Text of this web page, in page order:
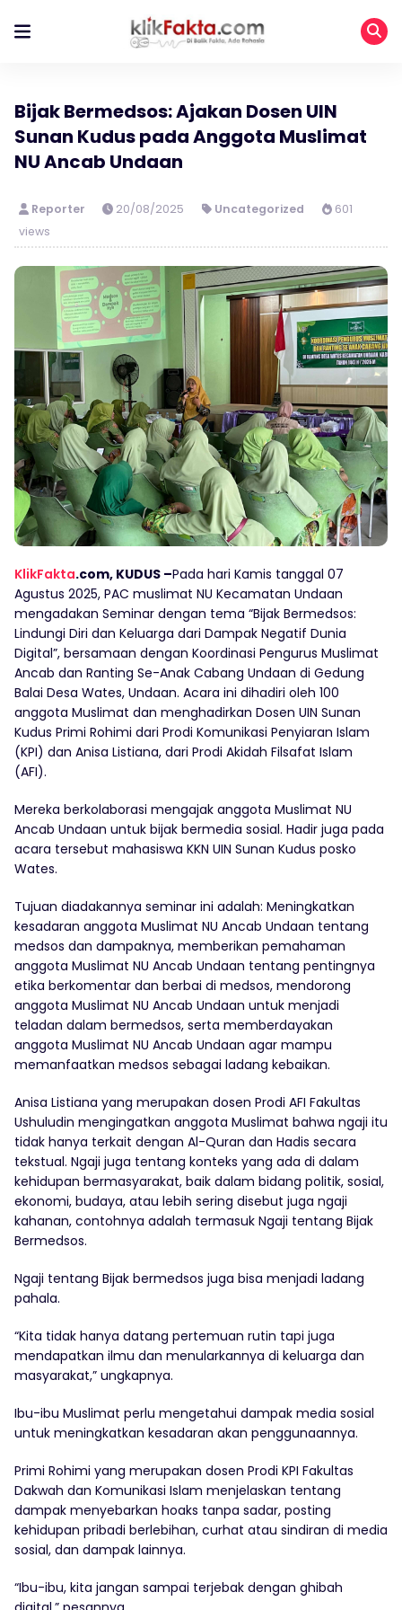
Bijak Bermedsos: Ajakan Dosen UIN
Sunan Kudus pada Anggota Muslimat
NU Ancab Undaan
Reporter 20/08/2025 Uncategorized
601
views
KlikFakta.com, KUDUS –Pada hari Kamis tanggal 07
Agustus 2025, PAC muslimat NU Kecamatan Undaan
mengadakan Seminar dengan tema “Bijak Bermedsos:
Lindungi Diri dan Keluarga dari Dampak Negatif Dunia
Digital”, bersamaan dengan Koordinasi Pengurus Muslimat
Ancab dan Ranting Se-Anak Cabang Undaan di Gedung
Balai Desa Wates, Undaan. Acara ini dihadiri oleh 100
anggota Muslimat dan menghadirkan Dosen UIN Sunan
Kudus Primi Rohimi dari Prodi Komunikasi Penyiaran Islam
(KPI) dan Anisa Listiana, dari Prodi Akidah Filsafat Islam
(AFI).
Mereka berkolaborasi mengajak anggota Muslimat NU
Ancab Undaan untuk bijak bermedia sosial. Hadir juga pada
acara tersebut mahasiswa KKN UIN Sunan Kudus posko
Wates.
Tujuan diadakannya seminar ini adalah: Meningkatkan
kesadaran anggota Muslimat NU Ancab Undaan tentang
medsos dan dampaknya, memberikan pemahaman
anggota Muslimat NU Ancab Undaan tentang pentingnya
etika berkomentar dan berbai di medsos, mendorong
anggota Muslimat NU Ancab Undaan untuk menjadi
teladan dalam bermedsos, serta memberdayakan
anggota Muslimat NU Ancab Undaan agar mampu
memanfaatkan medsos sebagai ladang kebaikan.
Anisa Listiana yang merupakan dosen Prodi AFI Fakultas
Ushuludin mengingatkan anggota Muslimat bahwa ngaji itu
tidak hanya terkait dengan Al-Quran dan Hadis secara
tekstual. Ngaji juga tentang konteks yang ada di dalam
kehidupan bermasyarakat, baik dalam bidang politik, sosial,
ekonomi, budaya, atau lebih sering disebut juga ngaji
kahanan, contohnya adalah termasuk Ngaji tentang Bijak
Bermedsos.
Ngaji tentang Bijak bermedsos juga bisa menjadi ladang
pahala.
“Kita tidak hanya datang pertemuan rutin tapi juga
mendapatkan ilmu dan menularkannya di keluarga dan
masyarakat,” ungkapnya.
Ibu-ibu Muslimat perlu mengetahui dampak media sosial
untuk meningkatkan kesadaran akan penggunaannya.
Primi Rohimi yang merupakan dosen Prodi KPI Fakultas
Dakwah dan Komunikasi Islam menjelaskan tentang
dampak menyebarkan hoaks tanpa sadar, posting
kehidupan pribadi berlebihan, curhat atau sindiran di media
sosial, dan dampak lainnya.
“Ibu-ibu, kita jangan sampai terjebak dengan ghibah